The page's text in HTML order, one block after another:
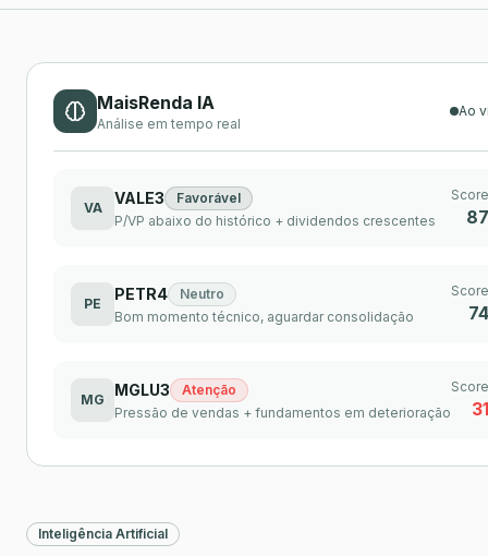
Inteligência Artificial
MaisRenda IA
Análise em tempo real
Ao
VA
VALE3
Favorável
P/VP abaixo do histórico + dividendos crescentes
Score
87
PE
PETR4
Neutro
Bom momento técnico, aguardar consolidação
Score
74
MG
MGLU3
Atenção
Pressão de vendas + fundamentos em deterioração
Score
31